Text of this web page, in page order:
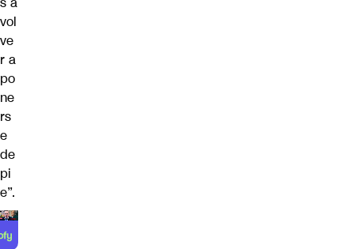
vol
ve
r a
po
ne
rs
e
de
pi
e”.